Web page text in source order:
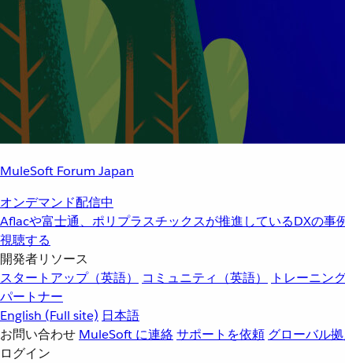
MuleSoft Forum Japan
オンデマンド配信中
Aflacや富士通、ポリプラスチックスが推進しているDXの事
視聴する
開発者リソース
スタートアップ（英語）
コミュニティ（英語） トレーニン
パートナー
English (Full site) 日本語
お問い合わせ MuleSoft に連絡サポートを依頼 グローバル
ログイン